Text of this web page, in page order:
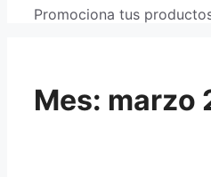
Promociona tus
Mes: marzo